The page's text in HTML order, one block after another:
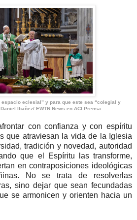
eclesial” y para que este sea “colegial y
Ibañez/ EWTN News en ACI Prensa
con confianza y con espíritu
que atraviesan la vida de la Iglesia
tradición y novedad, autoridad
que el Espíritu las transforme,
en contraposiciones ideológicas
No se trata de resolverlas
sino dejar que sean fecundadas
se armonicen y orienten hacia un